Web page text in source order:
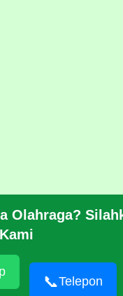
Olahraga?
Kami
📞Telepon